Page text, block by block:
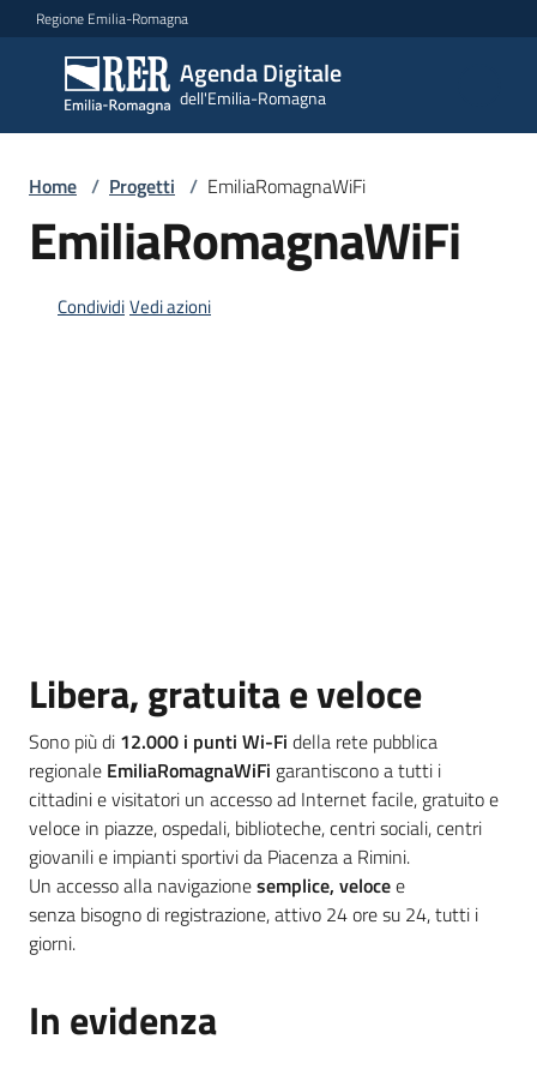
Vai al contenuto
Vai alla navigazione
Vai al footer
Regione Emilia-Romagna
Agenda Digitale
dell'Emilia-Romagna
Agenda
Digitale
dell'Emilia-
Novità
Strategia
locale
Seguici
su
Home / Progetti / EmiliaRomagnaWiFi
EmiliaRomagnaWiFi
CondividiVedi azioni
Libera, gratuita e veloce
Sono più di 12.000 i punti Wi-Fi della rete pubblica
regionale EmiliaRomagnaWiFi garantiscono a tutti i
cittadini e visitatori un accesso ad Internet facile, gratuito e
veloce in piazze, ospedali, biblioteche, centri sociali, centri
giovanili e impianti sportivi da Piacenza a Rimini.
Un accesso alla navigazionesemplice, velocee
senza bisogno di registrazione, attivo 24 ore su 24, tutti i
giorni.
In evidenza